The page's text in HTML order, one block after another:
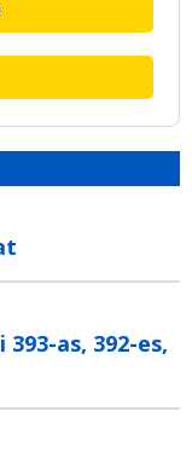
as, 392-es,